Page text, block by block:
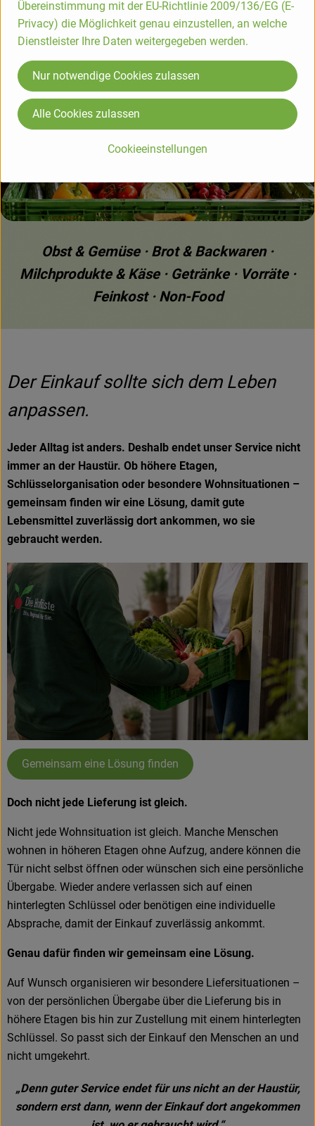
Blumenhof tun – auf Wunsch auch mehrmals
pro Woche.
Obst & Gemüse · Brot & Backwaren ·
Milchprodukte & Käse · Getränke · Vorräte ·
Feinkost · Non-Food
Der Einkauf sollte sich dem Leben
anpassen.
Jeder Alltag ist anders. Deshalb endet unser Service nicht
immer an der Haustür. Ob höhere Etagen,
Schlüsselorganisation oder besondere Wohnsituationen –
gemeinsam finden wir eine Lösung, damit gute
Lebensmittel zuverlässig dort ankommen, wo sie
gebraucht werden.
Gemeinsam eine Lösung finden
Doch nicht jede Lieferung ist gleich.
Nicht jede Wohnsituation ist gleich. Manche Menschen
wohnen in höheren Etagen ohne Aufzug, andere können die
Tür nicht selbst öffnen oder wünschen sich eine persönliche
Übergabe. Wieder andere verlassen sich auf einen
hinterlegten Schlüssel oder benötigen eine individuelle
Absprache, damit der Einkauf zuverlässig ankommt.
Genau dafür finden wir gemeinsam eine Lösung.
Auf Wunsch organisieren wir besondere Liefersituationen –
von der persönlichen Übergabe über die Lieferung bis in
höhere Etagen bis hin zur Zustellung mit einem hinterlegten
Schlüssel. So passt sich der Einkauf den Menschen an und
nicht umgekehrt.
„Denn guter Service endet für uns nicht an der Haustür,
sondern erst dann, wenn der Einkauf dort angekommen
Übereinstimmung mit der EU-Richtlinie 2009/136/EG (E-
Privacy) die Möglichkeit genau einzustellen, an welche
Dienstleister Ihre Daten weitergegeben werden.
Cookieeinstellungen
Nur notwendige Cookies zulassen
Alle Cookies zulassen